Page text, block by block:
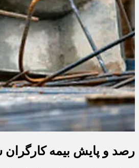
رصد و پایش بیمه کارگران